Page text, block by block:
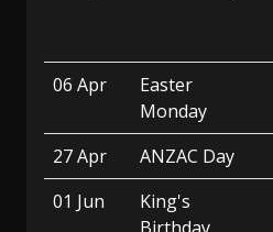
06 Apr
Easter
Monday
27 Apr
ANZAC Day
01 Jun
King's